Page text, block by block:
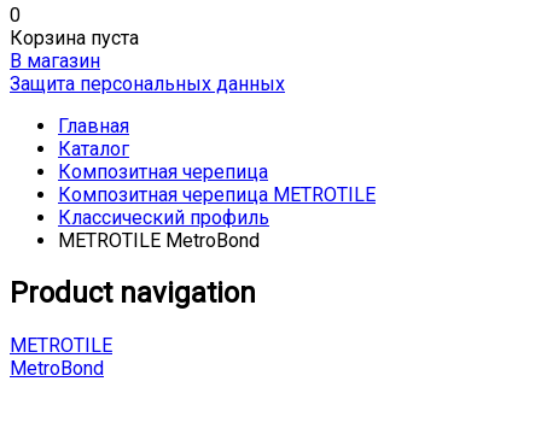
0
Корзина пуста
В магазин
Защита персональных данных
Главная
Каталог
Композитная черепица
Композитная черепица METROTILE
Классический профиль
METROTILE MetroBond
Product navigation
METROTILE
MetroBond